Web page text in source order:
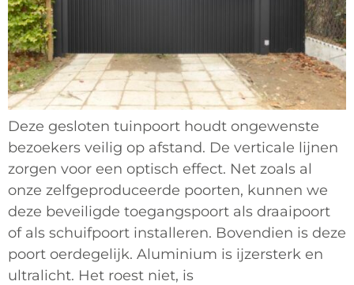
Deze gesloten tuinpoort houdt ongewenste
bezoekers veilig op afstand. De verticale lijnen
zorgen voor een optisch effect. Net zoals al
onze zelfgeproduceerde poorten, kunnen we
deze beveiligde toegangspoort als draaipoort
of als schuifpoort installeren. Bovendien is deze
poort oerdegelijk. Aluminium is ijzersterk en
ultralicht. Het roest niet, is